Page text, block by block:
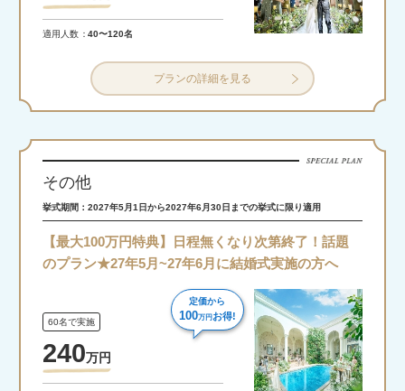
適用人数 40〜120名
プランの詳細を見る
その他
挙式期間：2027年5月1日から2027年6月30日までの挙式に限り適用
【最大100万円特典】日程無くなり次第終了！話題
のプラン★27年5月~27年6月に結婚式実施の方へ
60名で実施
240万円
定価から
100万円お得!